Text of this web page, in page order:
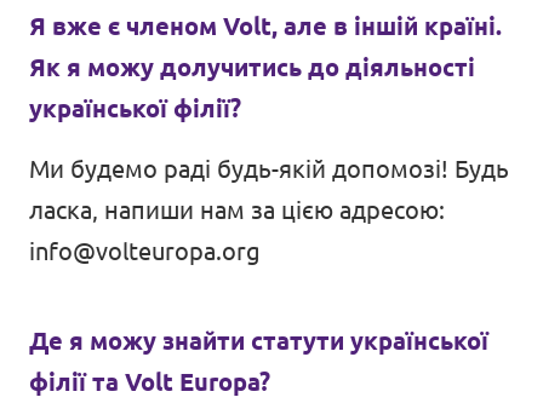
Я вже є членом Volt, але в іншій країні.
Як я можу долучитись до діяльності
української філії?
Ми будемо раді будь-якій допомозі! Будь
ласка, напиши нам за цією адресою:
info@volteuropa.org
Де я можу знайти статути української
філії та Volt Europa?